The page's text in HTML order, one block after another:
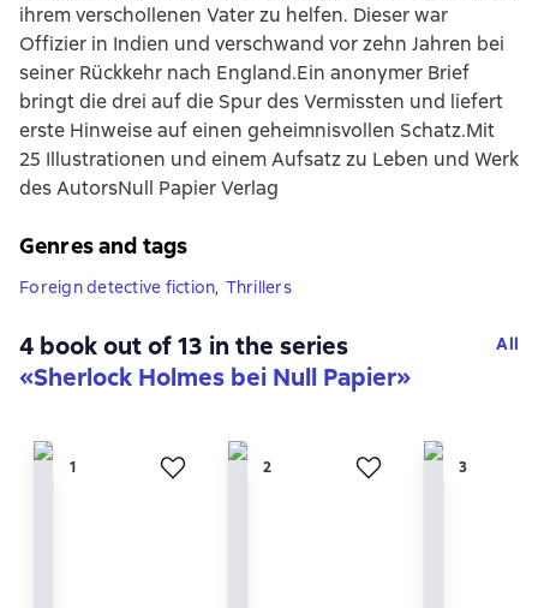
ihrem verschollenen Vater zu helfen. Dieser war
Offizier in Indien und verschwand vor zehn Jahren bei
seiner Rückkehr nach England.Ein anonymer Brief
bringt die drei auf die Spur des Vermissten und liefert
erste Hinweise auf einen geheimnisvollen Schatz.Mit
25 Illustrationen und einem Aufsatz zu Leben und Werk
des AutorsNull Papier Verlag
Genres and tags
Foreign detective fiction, Thrillers
4 book out of 13 in the series
«Sherlock Holmes bei Null Papier»
All